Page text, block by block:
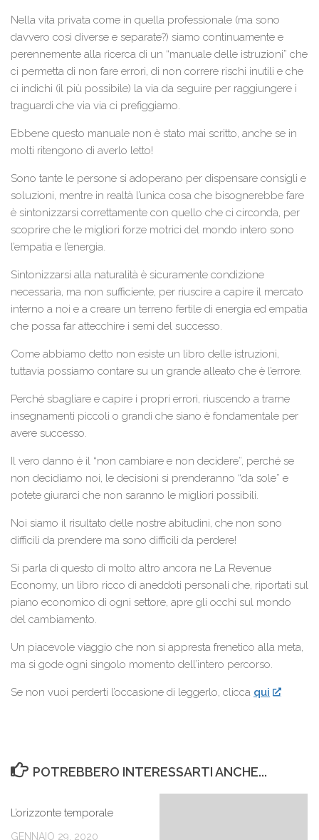
Nella vita privata come in quella professionale (ma sono
davvero così diverse e separate?) siamo continuamente e
perennemente alla ricerca di un “manuale delle istruzioni” che
ci permetta di non fare errori, di non correre rischi inutili e che
ci indichi (il più possibile) la via da seguire per raggiungere i
traguardi che via via ci prefiggiamo.
Ebbene questo manuale non è stato mai scritto, anche se in
molti ritengono di averlo letto!
Sono tante le persone si adoperano per dispensare consigli e
soluzioni, mentre in realtà l’unica cosa che bisognerebbe fare
è sintonizzarsi correttamente con quello che ci circonda, per
scoprire che le migliori forze motrici del mondo intero sono
l’empatia e l’energia.
Sintonizzarsi alla naturalità è sicuramente condizione
necessaria, ma non sufficiente, per riuscire a capire il mercato
interno a noi e a creare un terreno fertile di energia ed empatia
che possa far attecchire i semi del successo.
Come abbiamo detto non esiste un libro delle istruzioni,
tuttavia possiamo contare su un grande alleato che è l’errore.
Perché sbagliare e capire i propri errori, riuscendo a trarne
insegnamenti piccoli o grandi che siano è fondamentale per
avere successo.
Il vero danno è il “non cambiare e non decidere”, perché se
non decidiamo noi, le decisioni si prenderanno “da sole” e
potete giurarci che non saranno le migliori possibili.
Noi siamo il risultato delle nostre abitudini, che non sono
difficili da prendere ma sono difficili da perdere!
Si parla di questo di molto altro ancora ne La Revenue
Economy, un libro ricco di aneddoti personali che, riportati sul
piano economico di ogni settore, apre gli occhi sul mondo
del cambiamento.
Un piacevole viaggio che non si appresta frenetico alla meta,
ma si gode ogni singolo momento dell’intero percorso.
Se non vuoi perderti l’occasione di leggerlo, clicca qui
POTREBBERO INTERESSARTI ANCHE...
L’orizzonte temporale
GENNAIO 29, 2020